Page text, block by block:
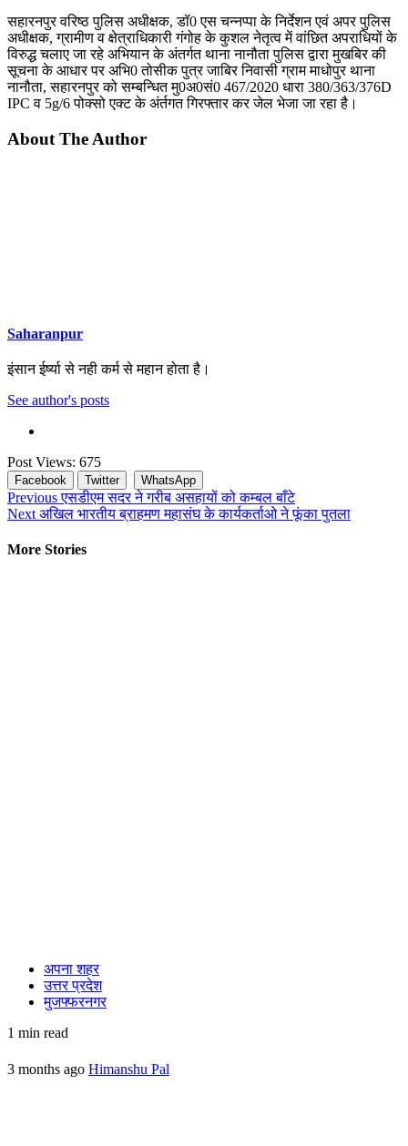
सहारनपुर वरिष्ठ पुलिस अधीक्षक, डॉ0 एस चन्नप्पा के निर्देशन एवं अपर पुलिस
अधीक्षक, ग्रामीण व क्षेत्राधिकारी गंगोह के कुशल नेतृत्व में वांछित अपराधियों के
विरुद्ध चलाए जा रहे अभियान के अंतर्गत थाना नानौता पुलिस द्वारा मुखबिर की
सूचना के आधार पर अभि0 तोसीक पुत्र जाबिर निवासी ग्राम माधोपुर थाना
नानौता, सहारनपुर को सम्बन्धित मु0अ0सं0 467/2020 धारा 380/363/376D
IPC व 5g/6 पोक्सो एक्ट के अंर्तगत गिरफ्तार कर जेल भेजा जा रहा है।
About The Author
Saharanpur
इंसान ईर्ष्या से नही कर्म से महान होता है।
See author's posts
Post Views: 675
Facebook Twitter WhatsApp
Continue
Reading
Previousएसडीएम सदर ने गरीब असहायों को कम्बल बाँटे
Next अखिल भारतीय ब्राहमण महासंघ के कार्यकर्ताओ ने फूंका पुतला
More Stories
अपना शहर
उत्तर प्रदेश
मुजफ्फरनगर
1 min read
3 months ago Himanshu Pal